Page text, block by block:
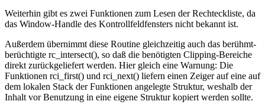
Weiterhin gibt es zwei Funktionen zum Lesen der Rechteckliste, da
das Window-Handle des Kontrollfeldfensters nicht bekannt ist.
Außerdem übernimmt diese Routine gleichzeitig auch das berühmt-
berüchtigte rc_intersect(), so daß die benötigten Clipping-Bereiche
direkt zurückgeliefert werden. Hier gleich eine Warnung: Die
Funktionen rci_first() und rci_next() liefern einen Zeiger auf eine auf
dem lokalen Stack der Funktionen angelegte Struktur, weshalb der
Inhalt vor Benutzung in eine eigene Struktur kopiert werden sollte.